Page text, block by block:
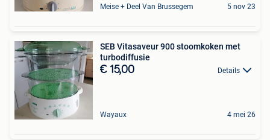
Meise + Deel Van Brussegem 5 nov 23
SEB Vitasaveur 900 stoomkoken met
turbodiffusie
€ 15,00 Details
Wayaux 4 mei 26